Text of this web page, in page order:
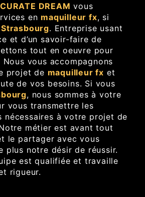
DREAM vous
en maquilleur fx, si
Strasbourg. Entreprise usant
et d’un savoir-faire de
tout en oeuvre pour
vous accompagnons
projet de maquilleur fx et
de vos besoins. Si vous
, nous sommes à votre
vous transmettre les
nécessaires à votre projet de
métier est avant tout
le partager avec vous
plus notre désir de réussir.
est qualifiée et travaille
rigueur.